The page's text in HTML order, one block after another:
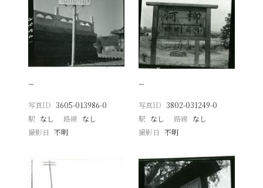
−
写真ID 3605-013986-0
駅 なし 路線 なし
撮影日
不明
−
写真ID 3802-031249-0
駅 なし 路線 なし
撮影日 不明